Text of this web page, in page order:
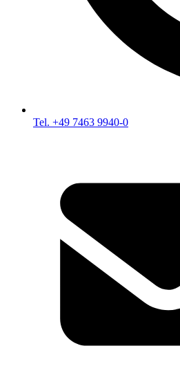
Tel. +49 7463 9940-0